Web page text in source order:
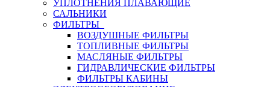
УПЛОТНЕНИЯ ПЛАВАЮЩИЕ
САЛЬНИКИ
ФИЛЬТРЫ
ВОЗДУШНЫЕ ФИЛЬТРЫ
ТОПЛИВНЫЕ ФИЛЬТРЫ
МАСЛЯНЫЕ ФИЛЬТРЫ
ГИДРАВЛИЧЕСКИЕ ФИЛЬТРЫ
ФИЛЬТРЫ КАБИНЫ